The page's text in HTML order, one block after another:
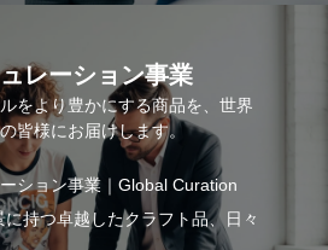
レーション事業
をより豊かにする商品を、世界
皆様にお届けします。
ション事業｜Global Curation
持つ卓越したクラフト品、日々